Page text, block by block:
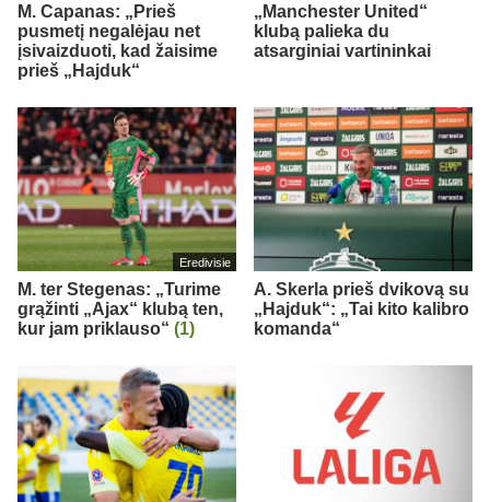
M. Capanas: „Prieš
pusmetį negalėjau net
įsivaizduoti, kad žaisime
prieš „Hajduk“
„Manchester United“
klubą palieka du
atsarginiai vartininkai
Eredivisie
M. ter Stegenas: „Turime
grąžinti „Ajax“ klubą ten,
kur jam priklauso“ (1)
A. Skerla prieš dvikovą su
„Hajduk“: „Tai kito kalibro
komanda“